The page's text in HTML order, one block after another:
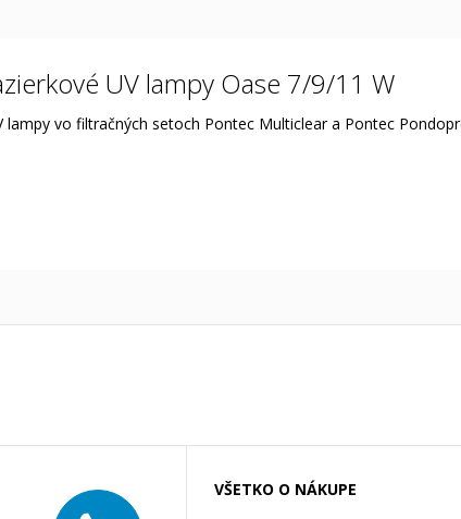
UV lampy Oase 7/9/11 W
vo filtračných setoch Pontec Multiclear a Pontec
VŠETKO O NÁKUPE